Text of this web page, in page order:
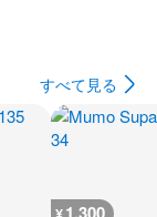
すべて見る